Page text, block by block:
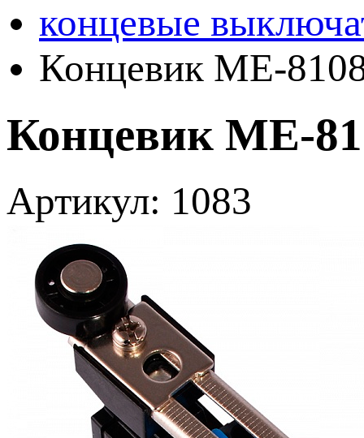
концевые
Концевик ME-
Концевик ME-
Артикул: 1083